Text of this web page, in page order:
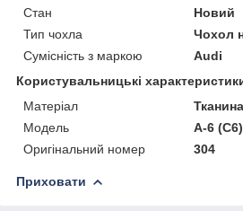
Стан
Новий
Тип чохла
Чохол
Сумісність з маркою
Audi
Користувальницькі
Матеріал
Тканина
Модель
А-6
Оригінальний номер
304
Приховати